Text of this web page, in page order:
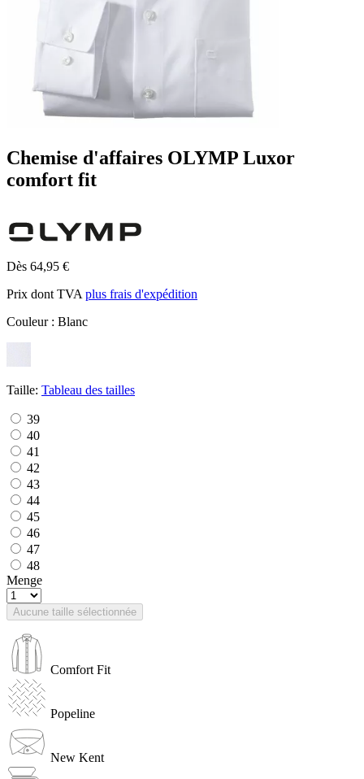
Chemise d'affaires OLYMP Luxor
comfort fit
Dès 64,95 €
Prix dont TVA plus frais d'expédition
Couleur : Blanc
Taille: Tableau des tailles
39
40
41
42
43
44
45
46
47
48
Menge
Aucune taille sélectionnée
Comfort Fit
Popeline
New Kent